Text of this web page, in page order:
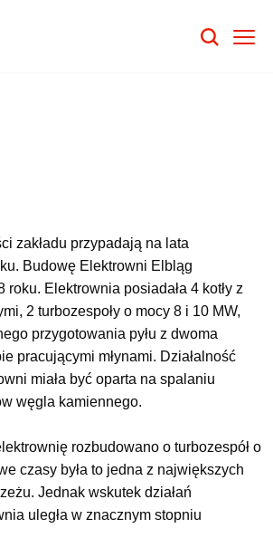
zakładu przypadają na lata
Budowę Elektrowni Elbląg
Elektrownia posiadała 4 kotły z
2 turbozespoły o mocy 8 i 10 MW,
przygotowania pyłu z dwoma
pracującymi młynami. Działalność
miała być oparta na spalaniu
węgla kamiennego.
rozbudowano o turbozespół o
czasy była to jedna z największych
Jednak wskutek działań
uległa w znacznym stopniu